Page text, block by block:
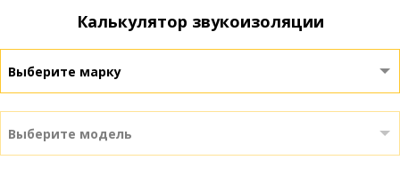
Калькулятор звукоизоляции
Выберите марку
Выберите модель